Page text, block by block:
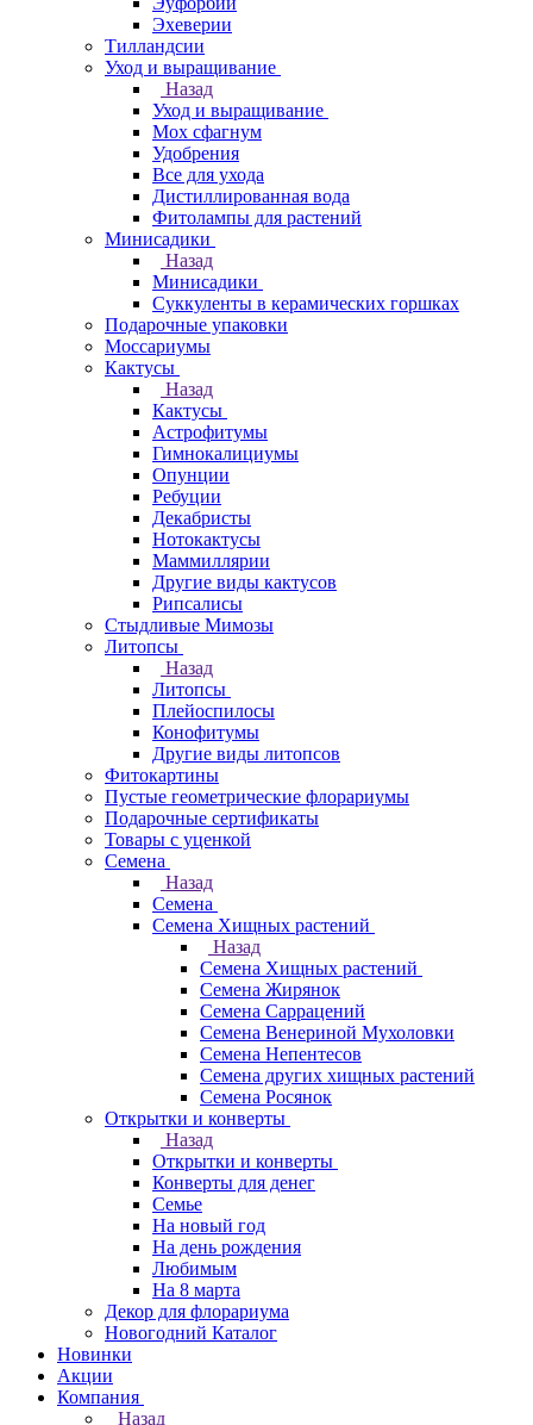
Эхеверии
Тилландсии
Уход и выращивание
Назад
Уход и выращивание
Мох сфагнум
Удобрения
Все для ухода
Дистиллированная вода
Фитолампы для растений
Минисадики
Назад
Минисадики
Суккуленты в керамических горшках
Подарочные упаковки
Моссариумы
Кактусы
Назад
Кактусы
Астрофитумы
Гимнокалициумы
Опунции
Ребуции
Декабристы
Нотокактусы
Маммиллярии
Другие виды кактусов
Рипсалисы
Стыдливые Мимозы
Литопсы
Назад
Литопсы
Плейоспилосы
Конофитумы
Другие виды литопсов
Фитокартины
Пустые геометрические флорариумы
Подарочные сертификаты
Товары с уценкой
Семена
Назад
Семена
Семена Хищных растений
Назад
Семена Хищных растений
Семена Жирянок
Семена Саррацений
Семена Венериной Мухоловки
Семена Непентесов
Семена других хищных растений
Семена Росянок
Открытки и конверты
Назад
Открытки и конверты
Конверты для денег
Семье
На новый год
На день рождения
Любимым
На 8 марта
Декор для флорариума
Новогодний Каталог
Новинки
Акции
Компания
Назад